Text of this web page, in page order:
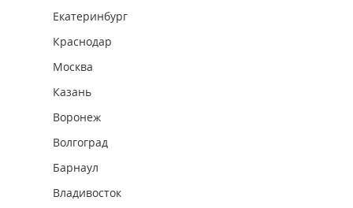
Екатеринбург
Краснодар
Москва
Казань
Воронеж
Волгоград
Барнаул
Владивосток